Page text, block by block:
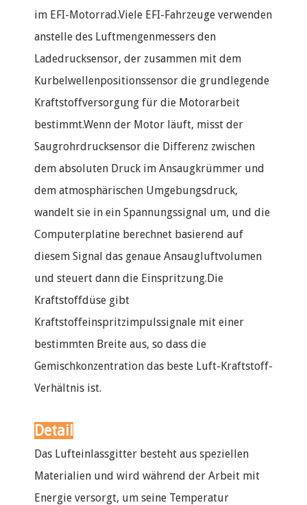
im EFI-Motorrad.Viele EFI-Fahrzeuge verwenden
anstelle des Luftmengenmessers den
Ladedrucksensor, der zusammen mit dem
Kurbelwellenpositionssensor die grundlegende
Kraftstoffversorgung für die Motorarbeit
bestimmt.Wenn der Motor läuft, misst der
Saugrohrdrucksensor die Differenz zwischen
dem absoluten Druck im Ansaugkrümmer und
dem atmosphärischen Umgebungsdruck,
wandelt sie in ein Spannungssignal um, und die
Computerplatine berechnet basierend auf
diesem Signal das genaue Ansaugluftvolumen
und steuert dann die Einspritzung.Die
Kraftstoffdüse gibt
Kraftstoffeinspritzimpulssignale mit einer
bestimmten Breite aus, so dass die
Gemischkonzentration das beste Luft-Kraftstoff-
Verhältnis ist.
Detail
Das Lufteinlassgitter besteht aus speziellen
Materialien und wird während der Arbeit mit
Energie versorgt, um seine Temperatur